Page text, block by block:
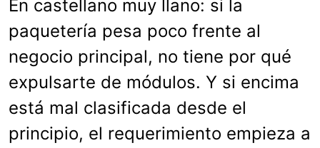
En castellano muy llano: si la
paquetería pesa poco frente al
negocio principal, no tiene por qué
expulsarte de módulos. Y si encima
está mal clasificada desde el
principio, el requerimiento empieza a